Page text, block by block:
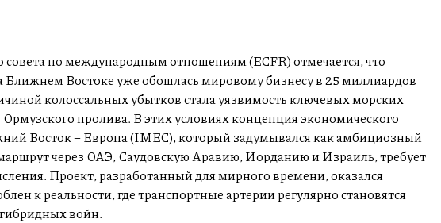
совета по международным отношениям (ECFR) отмечается, что
Ближнем Востоке уже обошлась мировому бизнесу в 25 миллиардов
колоссальных убытков стала уязвимость ключевых морских
пролива. В этих условиях концепция экономического
Восток – Европа (IMEC), который задумывался как амбициозный
через ОАЭ, Саудовскую Аравию, Иорданию и Израиль, требует
Проект, разработанный для мирного времени, оказался
к реальности, где транспортные артерии регулярно становятся
войн.